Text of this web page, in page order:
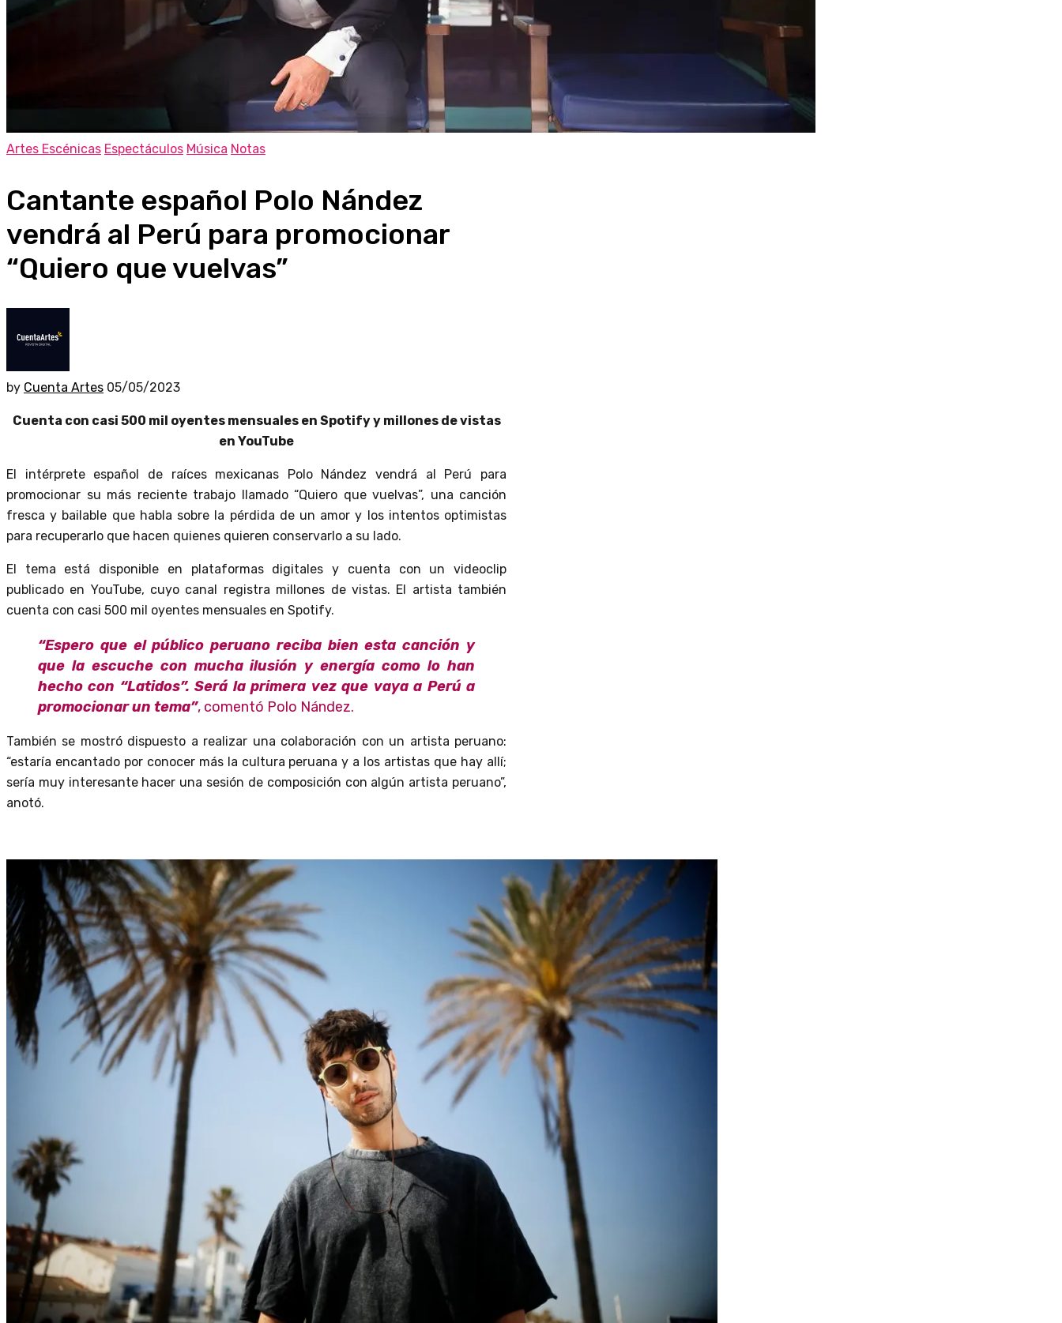
Artes Escénicas Espectáculos Música Notas
Cantante español Polo Nández
vendrá al Perú para promocionar
“Quiero que vuelvas”
by Cuenta Artes 05/05/2023
Cuenta con casi 500 mil oyentes mensuales en Spotify y millones de vistas
en YouTube
El intérprete español de raíces mexicanas Polo Nández vendrá al Perú para
promocionar su más reciente trabajo llamado “Quiero que vuelvas”, una canción
fresca y bailable que habla sobre la pérdida de un amor y los intentos optimistas
para recuperarlo que hacen quienes quieren conservarlo a su lado.
El tema está disponible en plataformas digitales y cuenta con un videoclip
publicado en YouTube, cuyo canal registra millones de vistas. El artista también
cuenta con casi 500 mil oyentes mensuales en Spotify.
“Espero que el público peruano reciba bien esta canción y
que la escuche con mucha ilusión y energía como lo han
hecho con “Latidos”. Será la primera vez que vaya a Perú a
promocionar un tema”, comentó Polo Nández.
También se mostró dispuesto a realizar una colaboración con un artista peruano:
“estaría encantado por conocer más la cultura peruana y a los artistas que hay allí;
sería muy interesante hacer una sesión de composición con algún artista peruano”,
anotó.